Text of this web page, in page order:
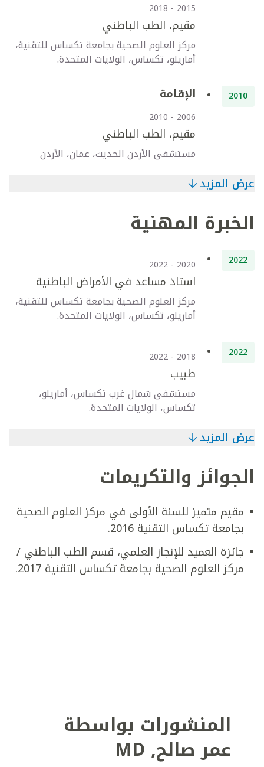
2015 - 2018
مقيم، الطب الباطني
مركز العلوم الصحية بجامعة تكساس للتقنية،
أماريلو، تكساس، الولايات المتحدة.
2010 الإقامة
2006 - 2010
مقيم، الطب الباطني
مستشفى الأردن الحديث، عمان، الأردن
عرض المزيد
الخبرة المهنية
2022
2020 - 2022
استاذ مساعد في الأمراض الباطنية
مركز العلوم الصحية بجامعة تكساس للتقنية،
أماريلو، تكساس، الولايات المتحدة.
2022
2018 - 2022
طبيب
مستشفى شمال غرب تكساس، أماريلو،
تكساس، الولايات المتحدة.
عرض المزيد
الجوائز والتكريمات
مقيم متميز للسنة الأولى في مركز العلوم الصحية
بجامعة تكساس التقنية 2016.
جائزة العميد للإنجاز العلمي، قسم الطب الباطني /
مركز العلوم الصحية بجامعة تكساس التقنية 2017.
المنشورات بواسطة
عمر صالح,
MD